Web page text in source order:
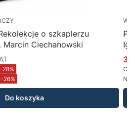
o szkaplerzu
Ciechanowski
-28%
-26%
Do koszyka